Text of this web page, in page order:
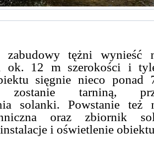
zabudowy tężni
ok. 12 m szerokości i
sięgnie nieco ponad
zostanie tarniną,
solanki. Powstanie też
oraz zbiornik
i oświetlenie